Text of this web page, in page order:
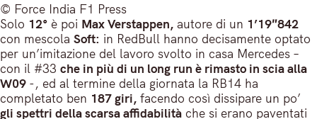
© Force India F1 Press
Solo 12° è poi Max Verstappen, autore di un 1’19″842
con mescola Soft: in RedBull hanno decisamente optato
per un’imitazione del lavoro svolto in casa Mercedes –
con il #33 che in più di un long run è rimasto in scia alla
W09 -, ed al termine della giornata la RB14 ha
completato ben 187 giri, facendo così dissipare un po’
gli spettri della scarsa affidabilità che si erano paventati